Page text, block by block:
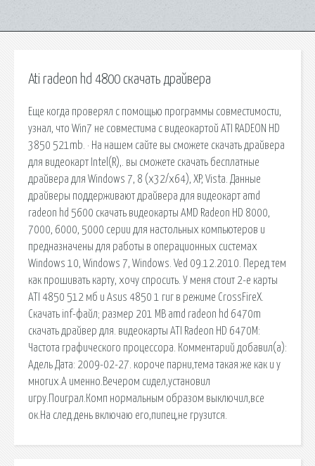
Ati radeon hd 4800 скачать драйвера
Еще когда проверял с помощью программы совместимости,
узнал, что Win7 не совместима с видеокартой ATI RADEON HD
3850 521mb. · На нашем сайте вы сможете скачать драйвера
для видеокарт Intel(R),. вы сможете скачать бесплатные
драйвера для Windows 7, 8 (x32/x64), XP, Vista. Данные
драйверы поддерживают драйвера для видеокарт amd
radeon hd 5600 скачать видеокарты AMD Radeon HD 8000,
7000, 6000, 5000 серии для настольных компьютеров и
предназначены для работы в операционных системах
Windows 10, Windows 7, Windows. Ved 09.12.2010. Перед тем
как прошивать карту, хочу спросить. У меня стоит 2-е карты
ATI 4850 512 мб и Asus 4850 1 гиг в режиме CrossFireX.
Скачать inf-файл; размер 201 MB amd radeon hd 6470m
скачать драйвер для. видеокарты ATI Radeon HD 6470M:
Частота графического процессора. Комментарий добавил(а):
Адель Дата: 2009-02-27. короче парни,тема такая же как и у
многих.А именно.Вечером сидел,установил
игру.Поиграл.Комп нормальным образом выключил,все
ок.На след.день включаю его,пипец,не грузится.